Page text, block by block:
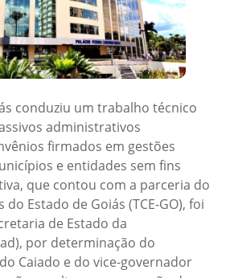
conduziu um trabalho técnico
administrativos
firmados em gestões
e entidades sem fins
que contou com a parceria do
Estado de Goiás (TCE-GO), foi
de Estado da
por determinação do
Caiado e do vice-governador